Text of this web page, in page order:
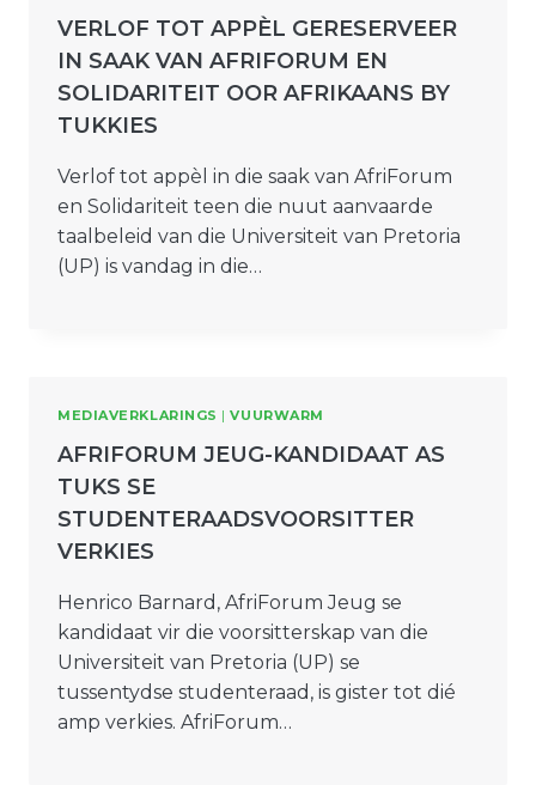
VERLOF TOT APPÈL GERESERVEER
IN SAAK VAN AFRIFORUM EN
SOLIDARITEIT OOR AFRIKAANS BY
TUKKIES
Verlof tot appèl in die saak van AfriForum
en Solidariteit teen die nuut aanvaarde
taalbeleid van die Universiteit van Pretoria
(UP) is vandag in die…
MEDIAVERKLARINGS |VUURWARM
AFRIFORUM JEUG-KANDIDAAT AS
TUKS SE
STUDENTERAADSVOORSITTER
VERKIES
Henrico Barnard, AfriForum Jeug se
kandidaat vir die voorsitterskap van die
Universiteit van Pretoria (UP) se
tussentydse studenteraad, is gister tot dié
amp verkies. AfriForum…